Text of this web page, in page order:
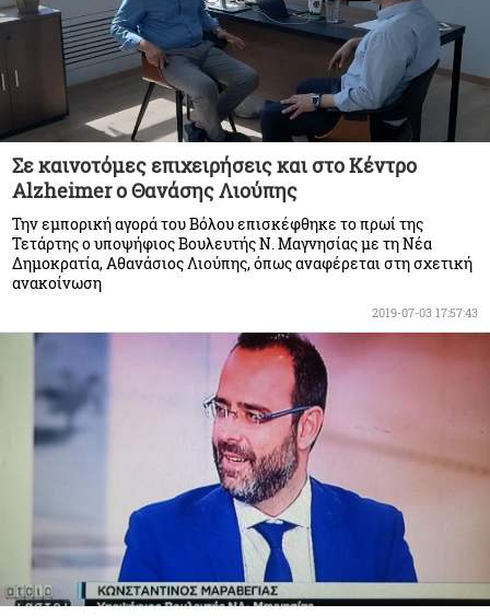
Σε καινοτόμες επιχειρήσεις και στο Κέντρο
Alzheimer ο Θανάσης Λιούπης
Την εμπορική αγορά του Βόλου επισκέφθηκε το πρωί της
Τετάρτης ο υποψήφιος Βουλευτής Ν. Μαγνησίας με τη Νέα
Δημοκρατία, Αθανάσιος Λιούπης, όπως αναφέρεται στη σχετική
ανακοίνωση
2019-07-03 17:57:43